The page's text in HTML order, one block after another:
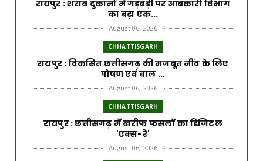
रायपुर : शराब दुकानों में गड़बड़ी पर आबकारी विभाग
का बड़ा एक...
August 06, 2026
CHHATTISGARH
रायपुर : विकसित छत्तीसगढ़ की मजबूत नींव के लिए
पोषण एवं बाल ...
August 06, 2026
CHHATTISGARH
​रायपुर : ​छत्तीसगढ़ में खरीफ फसलों का डिजिटल
'एक्स-रे'
August 06, 2026